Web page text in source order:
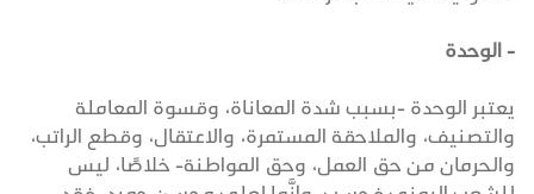
- الوحدة
يعتبر الوحدة -بسبب شدة المعاناة، وقسوة المعاملة
والتصنيف، والملاحقة المستمرة، والاعتقال، وقطع الراتب،
والحرمان من حق العمل، وحق المواطنة- خلاصًا، ليس